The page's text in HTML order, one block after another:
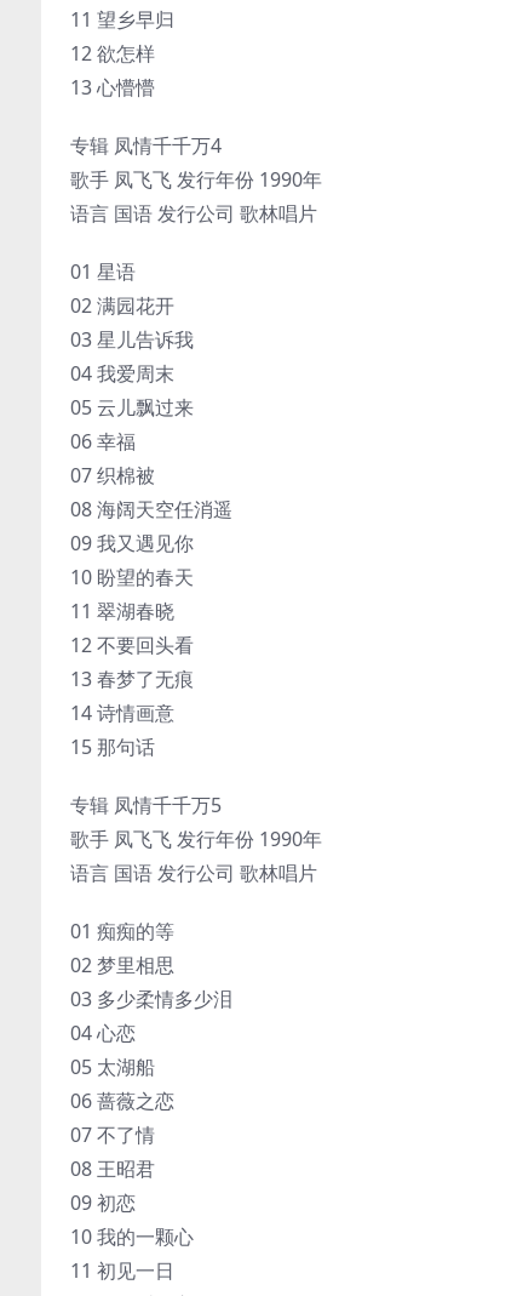
11 望乡早归
12 欲怎样
13 心懵懵
专辑 凤情千千万4
歌手 凤飞飞 发行年份 1990年
语言 国语 发行公司 歌林唱片
01 星语
02 满园花开
03 星儿告诉我
04 我爱周末
05 云儿飘过来
06 幸福
07 织棉被
08 海阔天空任消遥
09 我又遇见你
10 盼望的春天
11 翠湖春晓
12 不要回头看
13 春梦了无痕
14 诗情画意
15 那句话
专辑 凤情千千万5
歌手 凤飞飞 发行年份 1990年
语言 国语 发行公司 歌林唱片
01 痴痴的等
02 梦里相思
03 多少柔情多少泪
04 心恋
05 太湖船
06 蔷薇之恋
07 不了情
08 王昭君
09 初恋
10 我的一颗心
11 初见一日